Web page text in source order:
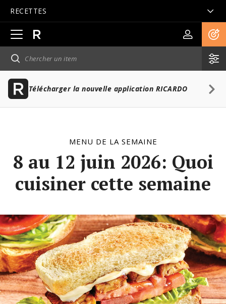
RECETTES
Ouvrir
la
navigation
principale
Télécharger la nouvelle application RICARDO
MENU DE LA SEMAINE
8 au 12 juin 2026: Quoi
cuisiner cette semaine